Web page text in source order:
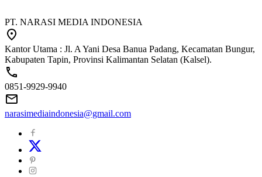
PT. NARASI MEDIA INDONESIA
Kantor Utama : Jl. A Yani Desa Banua Padang, Kecamatan Bungur,
Kabupaten Tapin, Provinsi Kalimantan Selatan (Kalsel).
0851-9929-9940
narasimediaindonesia@gmail.com